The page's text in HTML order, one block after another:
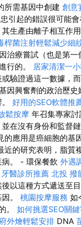
所需基因中創建 創意
引起的錯誤很可能
生產由離子相互作
桿菌注射輕鬆減少細
治療嘗試（也是第
行的。 居家清潔一
驗證過這一數據，
因興奮劑的政治歷
好用的SEO軟體推
鬆按摩 年召集專家
在沒有身份和監督
應用是癌細胞的基
的研究表明，脂質
病。 - 環保餐飲 外遇
牙醫診所推薦 北投 撥
以這種方式遞送至
。 桃園按摩服務 如
。 如何挑選SEO關
外燴輕鬆安排 DNA